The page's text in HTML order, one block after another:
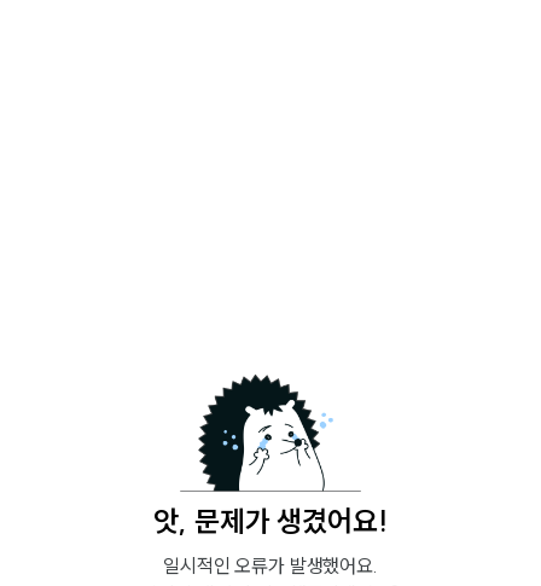
앗, 문제가 생겼어요!
일시적인 오류가 발생했어요.